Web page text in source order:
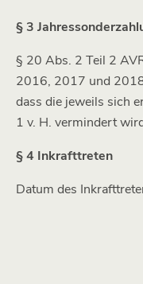
§ 3
§ 20 Abs. 2 Teil 2
2016, 2017 und
dass die jeweils sich
1 v. H. vermindert
§ 4 Inkrafttreten
Datum des